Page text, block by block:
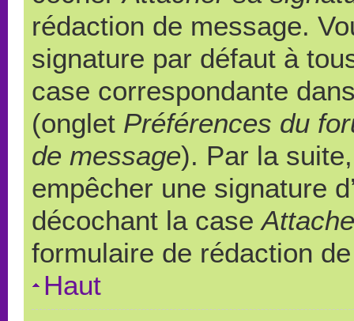
rédaction de message.
signature par défaut à
case correspondante
(onglet Préférences du
de message). Par la
empêcher une signature
décochant la case
formulaire de rédaction
Haut